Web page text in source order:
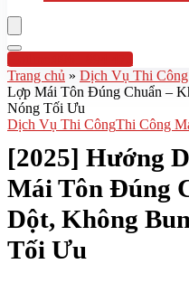
Hotline:0961 894 472
Trang chủ » Dịch Vụ Thi Công
Lợp Mái Tôn Đúng Chuẩn –
Nóng Tối Ưu
Dịch Vụ Thi CôngThi Công
[2025] Hướng
Mái Tôn Đúng
Dột, Không
Tối Ưu